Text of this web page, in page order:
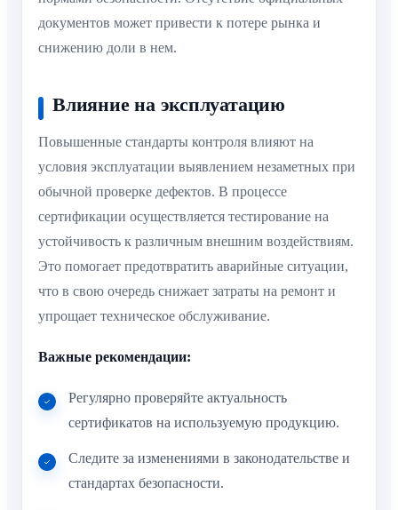
документов может привести к потере рынка и
снижению доли в нем.
Влияние на эксплуатацию
Повышенные стандарты контроля влияют на
условия эксплуатации выявлением незаметных при
обычной проверке дефектов. В процессе
сертификации осуществляется тестирование на
устойчивость к различным внешним воздействиям.
Это помогает предотвратить аварийные ситуации,
что в свою очередь снижает затраты на ремонт и
упрощает техническое обслуживание.
Важные рекомендации:
Регулярно проверяйте актуальность
сертификатов на используемую продукцию.
Следите за изменениями в законодательстве и
стандартах безопасности.